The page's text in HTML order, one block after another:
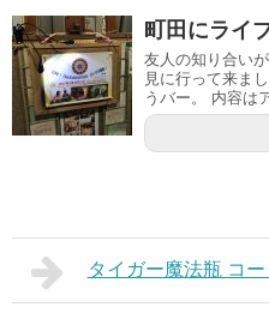
町田にライ
友人の知り合い
見に行って来ま
うバー。 内容は
タイガー魔法瓶 コ